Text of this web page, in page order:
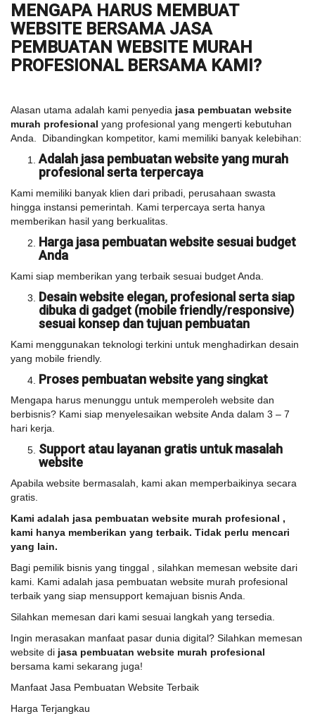
MENGAPA HARUS MEMBUAT
WEBSITE BERSAMA JASA
PEMBUATAN WEBSITE MURAH
PROFESIONAL BERSAMA KAMI?
Alasan utama adalah kami penyedia jasa pembuatan website
murah profesional yang profesional yang mengerti kebutuhan
Anda. Dibandingkan kompetitor, kami memiliki banyak kelebihan:
Adalah jasa pembuatan website yang murah
profesional serta terpercaya
Kami memiliki banyak klien dari pribadi, perusahaan swasta
hingga instansi pemerintah. Kami terpercaya serta hanya
memberikan hasil yang berkualitas.
Harga jasa pembuatan website sesuai budget
Anda
Kami siap memberikan yang terbaik sesuai budget Anda.
Desain website elegan, profesional serta siap
dibuka di gadget (mobile friendly/responsive)
sesuai konsep dan tujuan pembuatan
Kami menggunakan teknologi terkini untuk menghadirkan desain
yang mobile friendly.
Proses pembuatan website yang singkat
Mengapa harus menunggu untuk memperoleh website dan
berbisnis? Kami siap menyelesaikan website Anda dalam 3 – 7
hari kerja.
Support atau layanan gratis untuk masalah
website
Apabila website bermasalah, kami akan memperbaikinya secara
gratis.
Kami adalah jasa pembuatan website murah profesional ,
kami hanya memberikan yang terbaik. Tidak perlu mencari
yang lain.
Bagi pemilik bisnis yang tinggal , silahkan memesan website dari
kami. Kami adalah jasa pembuatan website murah profesional
terbaik yang siap mensupport kemajuan bisnis Anda.
Silahkan memesan dari kami sesuai langkah yang tersedia.
Ingin merasakan manfaat pasar dunia digital? Silahkan memesan
website di jasa pembuatan website murah profesional
bersama kami sekarang juga!
Manfaat Jasa Pembuatan Website Terbaik
Harga Terjangkau